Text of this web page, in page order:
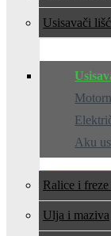
Usisavači
Aku
Ralice i
Ulja i maziva